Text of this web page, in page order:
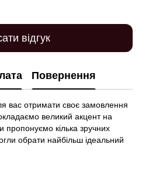
відгук
Повернення
вас отримати своє замовлення
великий акцент на
пропонуємо кілька зручних
обрати найбільш ідеальний